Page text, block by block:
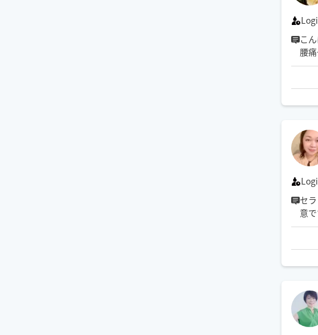
こ
腰
合
ど
付
性
セ
意で
1.5
・
・
📍
強
ペ